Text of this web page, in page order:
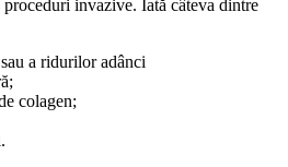
invazive. Iată câteva dintre
a ridurilor adânci
colagen;